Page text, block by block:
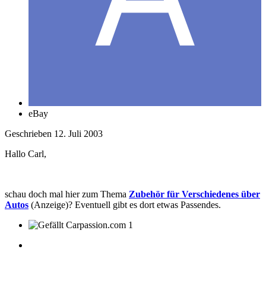
eBay
Geschrieben 12. Juli 2003
Hallo Carl,
schau doch mal hier zum Thema Zubehör für Verschiedenes über
Autos (Anzeige)? Eventuell gibt es dort etwas Passendes.
1